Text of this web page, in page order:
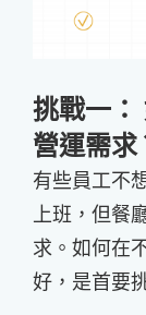
挑戰一：
營運需求
有些員工不
上班，但餐
求。如何在
好，是首要